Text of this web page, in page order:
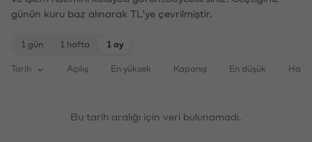
günün kuru baz alınarak TL'ye çevrilmiştir.
1 gün 1 hafta 1 ay
Tarih Açılış En yüksek Kapanış En düşük
Bu tarih aralığı için veri bulunamadı.